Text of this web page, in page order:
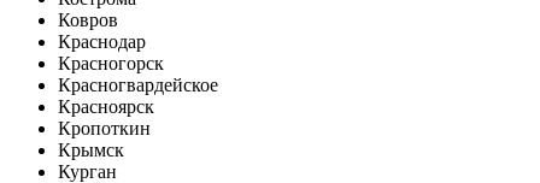
Ковров
Краснодар
Красногорск
Красногвардейское
Красноярск
Кропоткин
Крымск
Курган